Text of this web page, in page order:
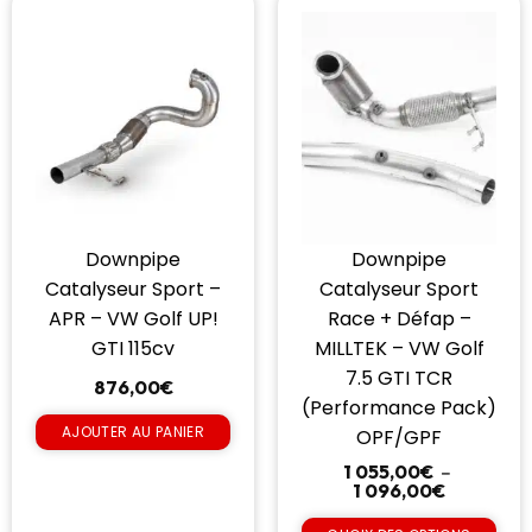
Downpipe
Catalyseur Sport –
APR – VW Golf UP!
GTI 115cv
876,00€
AJOUTER AU PANIER
Downpipe
Catalyseur Sport
Race + Défap –
MILLTEK – VW Golf
7.5 GTI TCR
(Performance Pack)
OPF/GPF
1 055,00€ –
1 096,00€